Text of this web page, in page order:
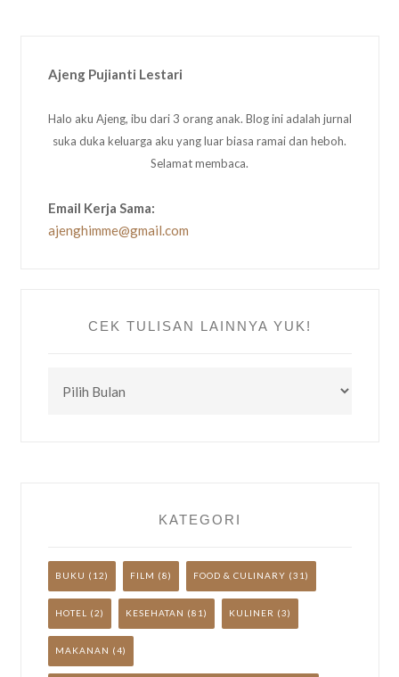
Ajeng Pujianti Lestari
Halo aku Ajeng, ibu dari 3 orang anak. Blog ini adalah jurnal
suka duka keluarga aku yang luar biasa ramai dan heboh.
Selamat membaca.
Email Kerja Sama:
ajenghimme@gmail.com
CEK TULISAN LAINNYA YUK!
TULISAN
KATEGORI
BUKU (12) FILM (8) FOOD & CULINARY (31)
HOTEL (2) KESEHATAN (81) KULINER (3)
MAKANAN (4)